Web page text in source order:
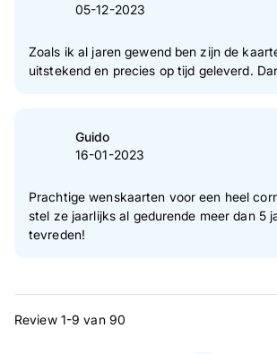
05-12-2023
Zoals ik al jaren gewend ben zijn de
uitstekend en precies op tijd geleverd.
Guido
16-01-2023
Prachtige wenskaarten voor een heel
stel ze jaarlijks al gedurende meer dan 5
tevreden!
Review 1-9 van 90